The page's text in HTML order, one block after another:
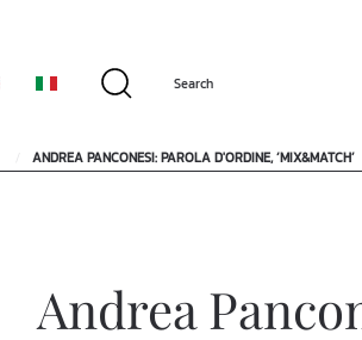
ANDREA PANCONESI: PAROLA D'ORDINE, ‘MIX&MATCH’
Andrea